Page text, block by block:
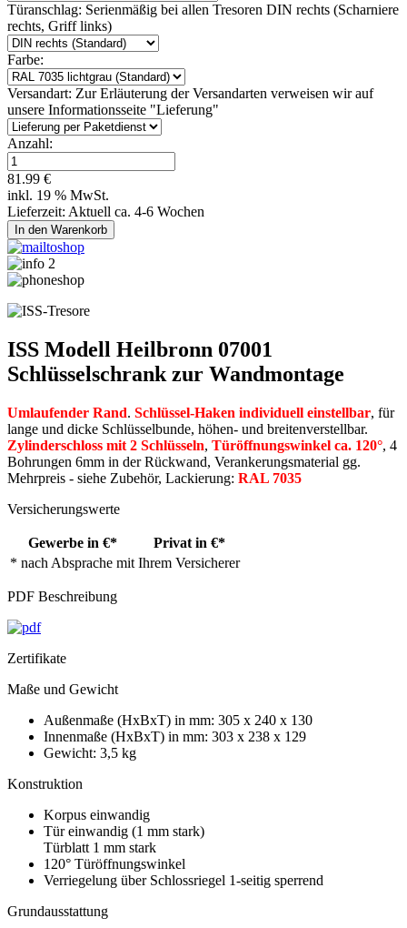
Türanschlag: Serienmäßig bei allen Tresoren DIN rechts (Scharniere
rechts, Griff links)
Farbe:
Versandart: Zur Erläuterung der Versandarten verweisen wir auf
unsere Informationsseite "Lieferung"
Anzahl:
81.99 €
inkl. 19 % MwSt.
Lieferzeit: Aktuell ca. 4-6 Wochen
ISS Modell Heilbronn 07001
Schlüsselschrank zur Wandmontage
Umlaufender Rand. Schlüssel-Haken individuell einstellbar, für
lange und dicke Schlüsselbunde, höhen- und breitenverstellbar.
Zylinderschloss mit 2 Schlüsseln, Türöffnungswinkel ca. 120°, 4
Bohrungen 6mm in der Rückwand, Verankerungsmaterial gg.
Mehrpreis - siehe Zubehör, Lackierung: RAL 7035
Versicherungswerte
Gewerbe in €*
Privat in €*
* nach Absprache mit Ihrem Versicherer
PDF Beschreibung
Zertifikate
Maße und Gewicht
Außenmaße (HxBxT) in mm: 305 x 240 x 130
Innenmaße (HxBxT) in mm: 303 x 238 x 129
Gewicht: 3,5 kg
Konstruktion
Korpus einwandig
Tür einwandig (1 mm stark)
Türblatt 1 mm stark
120° Türöffnungswinkel
Verriegelung über Schlossriegel 1-seitig sperrend
Grundausstattung